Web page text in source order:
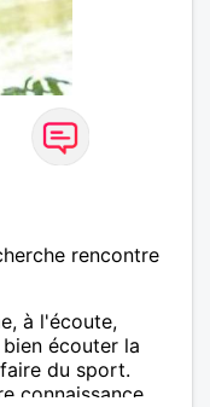
rencontre
à l'écoute,
écouter la
du sport.
connaissance.